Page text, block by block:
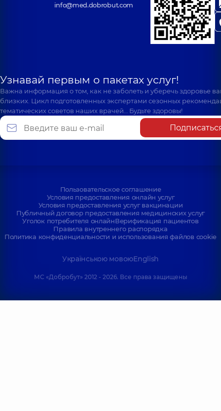
info@med.dobrobut.com
Узнавай первым о пакетах услуг!
Важна информация о том, как не заболеть и уберечь здоровье
близких. Цикл подготовленных экспертами сезонных
тематических советов наших врачей… Будьте здоровы!
Пользовательское соглашение
Условия предоставления онлайн услуг
Условия предоставления услуг вакцинации
Публичный договор предоставления медицинских услуг
Уголок потребителя онлайнВерификация пациентов
Правила внутреннего распорядка
Политика конфиденциальности и использования файлов cookie
Українською мовоюEnglish
МС «Добробут» 2012 - 2026. Все права защищены